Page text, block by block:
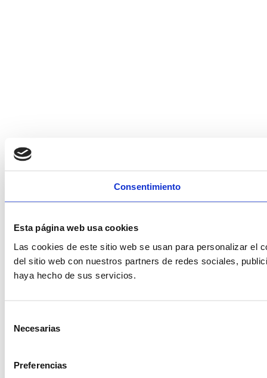
Consentimiento
Esta página web usa cookies
Las cookies de este sitio web se usan para personalizar el
del sitio web con nuestros partners de redes sociales,
haya hecho de sus servicios.
Necesarias
Preferencias